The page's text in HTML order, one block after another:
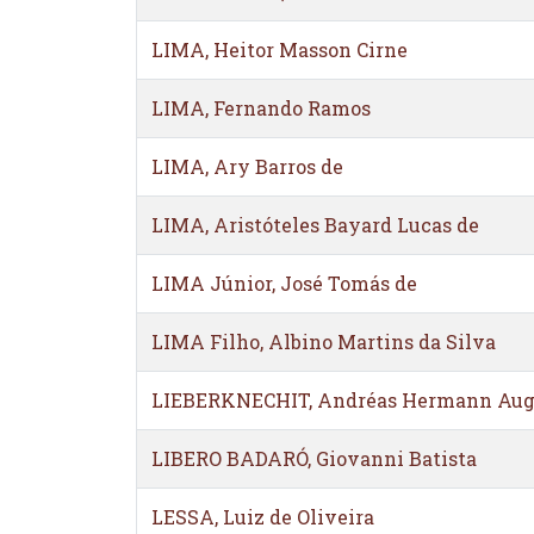
LIMA, Heitor Masson Cirne
LIMA, Fernando Ramos
LIMA, Ary Barros de
LIMA, Aristóteles Bayard Lucas de
LIMA Júnior, José Tomás de
LIMA Filho, Albino Martins da Silva
LIEBERKNECHIT, Andréas Hermann
LIBERO BADARÓ, Giovanni Batista
LESSA, Luiz de Oliveira